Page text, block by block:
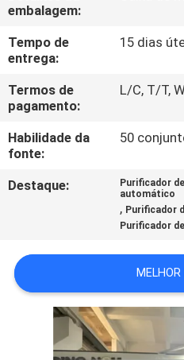
CONTACTE-
NOS
NOTÍCIA
UMAS
MAPA
DO
embalagem:
Tempo de
entrega:
15 dias
Termos de
pagamento:
L/C, T/T,
Habilidade da
fonte:
50
Destaque:
Purificador
automático
, Purificador
Purificador
MELHOR